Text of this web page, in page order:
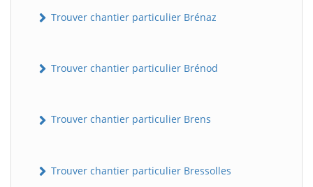
Trouver chantier particulier Brénaz
Trouver chantier particulier Brénod
Trouver chantier particulier Brens
Trouver chantier particulier Bressolles